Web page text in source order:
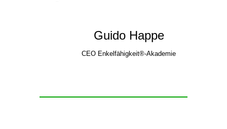
Guido Happe
CEO Enkelfähigkeit®-Akademie